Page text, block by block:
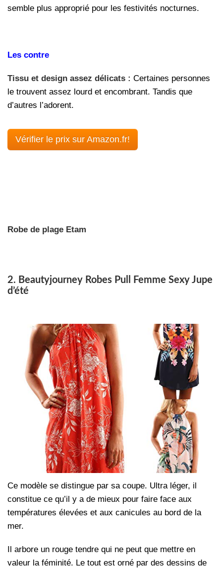
semble plus approprié pour les festivités nocturnes.
Les contre
Tissu et design assez délicats : Certaines personnes
le trouvent assez lourd et encombrant. Tandis que
d’autres l’adorent.
Vérifier le prix sur Amazon.fr!
Robe de plage Etam
2. Beautyjourney Robes Pull Femme Sexy Jupe
d’été
Ce modèle se distingue par sa coupe. Ultra léger, il
constitue ce qu’il y a de mieux pour faire face aux
températures élevées et aux canicules au bord de la
mer.
Il arbore un rouge tendre qui ne peut que mettre en
valeur la féminité. Le tout est orné par des dessins de